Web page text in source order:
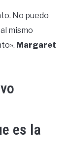
No puedo
mismo
Margaret
es la